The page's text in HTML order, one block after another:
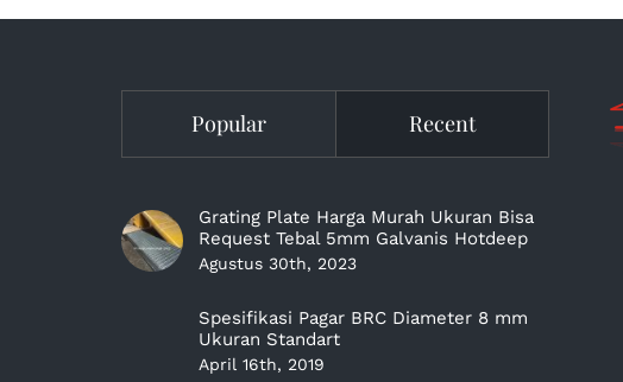
Popular Recent
Grating Plate Harga Murah Ukuran Bisa
Request Tebal 5mm Galvanis Hotdeep
Agustus 30th, 2023
Spesifikasi Pagar BRC Diameter 8 mm
Ukuran Standart
April 16th, 2019